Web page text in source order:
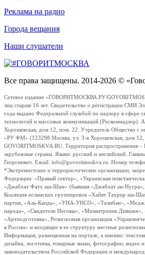
Реклама на радио
Города вещания
Наши слушатели
Все права защищены. 2014-2026 ©
Сетевое издание «ГОВОРИТМОСКВА.РУ/
лиц старше 16 лет. Свидетельство о регистрации СМИ
года выдано Федеральной службой по надзору в сфере
технологий и массовых коммуникаций (Роскомнадзор).
Хорошевская, дом 12, пом. 22. Учредитель Общество с
«РУ ФМ» (123298 Москва, ул. 3-я Хорошевская, дом 12,
GOVORITMOSKVA.RU. Территория распространения –
зарубежные страны. Языки: русский и английский.
Георгиевич. Email: info@govoritmoskva.ru. Номер
*Экстремистские и террористические организации,
Федерации: «Правый сектор», «Украинская
«Джабхат Фатх аш-Шам» (бывшая «Джабхат ан-Нусра»,
Коалиция исламских группировок «Хайят Тахрир аш-
партия, «Аль-Каида», «УНА-УНСО», «Талибан»,
народа», «Свидетели Иеговы», «Мизантропик Дивижн»,
«Артподготовка», Религиозная организация
в России» и входящие в ее структуру местные
Информация, размещенная на портале, а именно:
дизайна, логотипы, товарные знаки, фотографии, видео
законодательством Российской Федерации и